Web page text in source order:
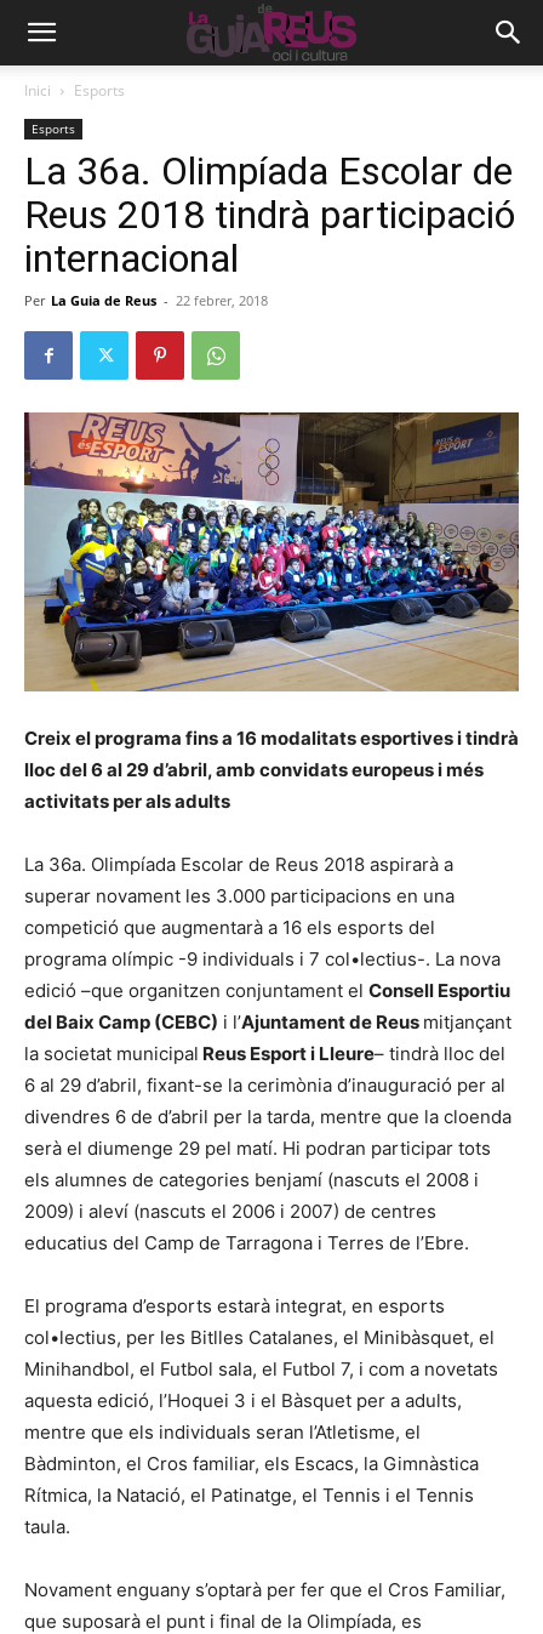
Inici Esports
Esports
La 36a. Olimpíada Escolar de
Reus 2018 tindrà participació
internacional
Per La Guia de Reus - 22 febrer, 2018
Creix el programa fins a 16 modalitats esportives i tindrà
lloc del 6 al 29 d’abril, amb convidats europeus i més
activitats per als adults
La 36a. Olimpíada Escolar de Reus 2018 aspirarà a
superar novament les 3.000 participacions en una
competició que augmentarà a 16 els esports del
programa olímpic -9 individuals i 7 col•lectius-. La nova
edició –que organitzen conjuntament el Consell Esportiu
del Baix Camp (CEBC) i l’Ajuntament de Reus mitjançant
la societat municipal Reus Esport i Lleure– tindrà lloc del
6 al 29 d’abril, fixant-se la cerimònia d’inauguració per al
divendres 6 de d’abril per la tarda, mentre que la cloenda
serà el diumenge 29 pel matí. Hi podran participar tots
els alumnes de categories benjamí (nascuts el 2008 i
2009) i aleví (nascuts el 2006 i 2007) de centres
educatius del Camp de Tarragona i Terres de l’Ebre.
El programa d’esports estarà integrat, en esports
col•lectius, per les Bitlles Catalanes, el Minibàsquet, el
Minihandbol, el Futbol sala, el Futbol 7, i com a novetats
aquesta edició, l’Hoquei 3 i el Bàsquet per a adults,
mentre que els individuals seran l’Atletisme, el
Bàdminton, el Cros familiar, els Escacs, la Gimnàstica
Rítmica, la Natació, el Patinatge, el Tennis i el Tennis
taula.
Novament enguany s’optarà per fer que el Cros Familiar,
que suposarà el punt i final de la Olimpíada, es